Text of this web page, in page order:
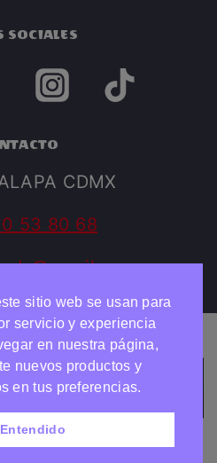
SOCIALES
CDMX
53 80 68
los derechos reservados
Necesitas ayuda?
Chatea con nosotros
sitio web se usan para
servicio y experiencia
en nuestra página,
nuevos productos y
en tus preferencias.
Entendido